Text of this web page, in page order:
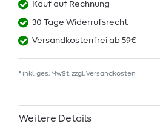
Kauf auf Rechnung
30 Tage Widerrufsrecht
Versandkostenfrei ab 59€
* inkl. ges. MwSt. zzgl.Versandkosten
Weitere Details